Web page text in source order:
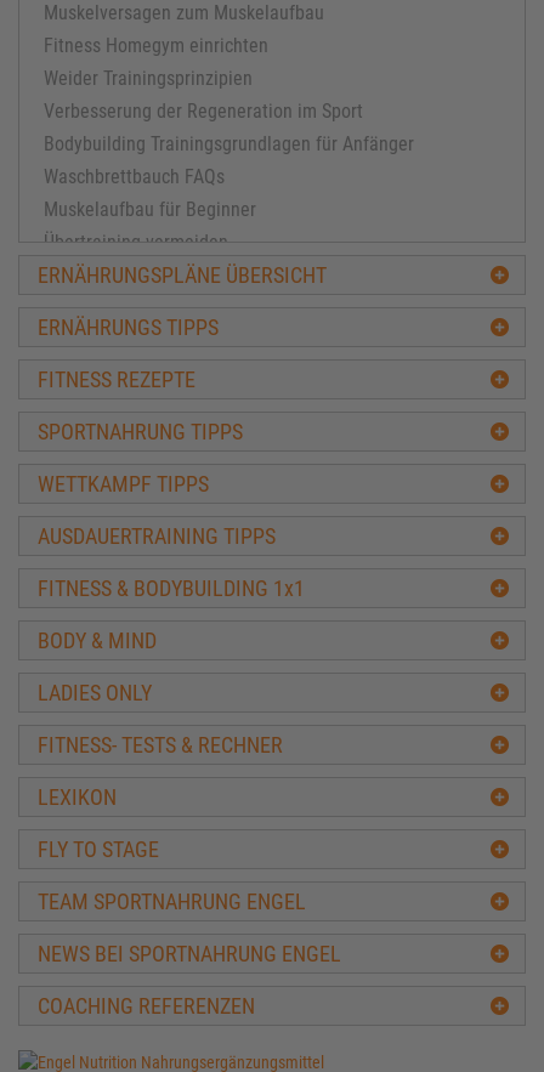
Muskelversagen zum Muskelaufbau
Fitness Homegym einrichten
Weider Trainingsprinzipien
Verbesserung der Regeneration im Sport
Bodybuilding Trainingsgrundlagen für Anfänger
Waschbrettbauch FAQs
Muskelaufbau für Beginner
Übertraining vermeiden
Muskelaufbau für Fortgeschrittene
FAQ Training und Muskulatur
Welcher Trainingsplan passt
Training Tipps Seite 4
Training Tipps Seite 3
Tipps Bizepstraining
Kraftarten im Kraftsport
Schneller Muskelaufbau
Das beste Trainingsprogramm
Die effektivsten Trainingssysteme
Training in den Ferien
Fitness am Arbeitsplatz
Tipps für Fitness Einsteiger
Welches Fitnessstudio ist am besten für mich
Negativtraining
Fitness Zubehör
ERNÄHRUNGSPLÄNE ÜBERSICHT
ERNÄHRUNGS TIPPS
FITNESS REZEPTE
SPORTNAHRUNG TIPPS
WETTKAMPF TIPPS
AUSDAUERTRAINING TIPPS
FITNESS & BODYBUILDING 1x1
BODY & MIND
LADIES ONLY
FITNESS- TESTS & RECHNER
LEXIKON
FLY TO STAGE
TEAM SPORTNAHRUNG ENGEL
NEWS BEI SPORTNAHRUNG ENGEL
COACHING REFERENZEN